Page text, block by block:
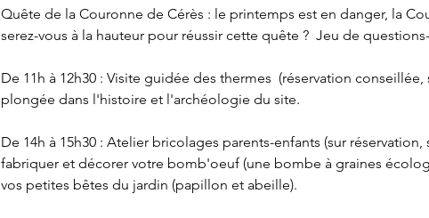
Quête de la Couronne de Cérès : le printemps est en danger, la
serez-vous à la hauteur pour réussir cette quête ?  Jeu de
De 11h à 12h30 : Visite guidée des thermes  (réservation
plongée dans l'histoire et l'archéologie du site.
De 14h à 15h30 : Atelier bricolages parents-enfants (sur
fabriquer et décorer votre bomb'oeuf (une bombe à graines
vos petites bêtes du jardin (papillon et abeille).